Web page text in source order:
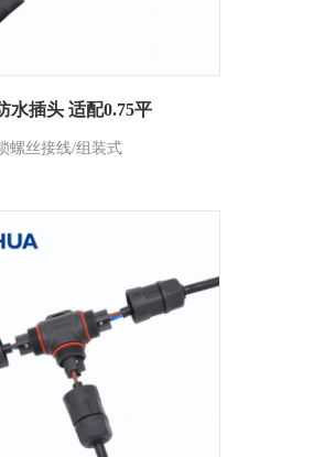
水插头 适配0.75平
螺丝接线/组装式